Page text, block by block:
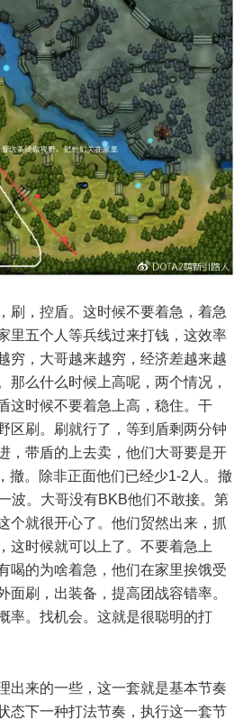
刷，控盾。这时候不要着急，着急
里五个人等兵线过来打钱，这效率
穷，大哥越来越穷，经济差越来越
那么什么时候上高呢，两个情况，
这时候不要着急上高，稳住。干
区刷。刷就行了，等到盾剩两分钟
，带盾的上去卖，他们大哥要是开
撤。除非正面他们已经少1-2人。撤
波。大哥没有BKB他们不敢接。第
个就很开心了。他们贸然出来，抓
这时候就可以上了。不要着急上
喝的为啥着急，他们在家里挨饿受
面刷，出装备，提高团战容错率。
率。找机会。这就是很聪明的打
出来的一些，这一套就是基本节奏
态下一种打法节奏，执行这一套节